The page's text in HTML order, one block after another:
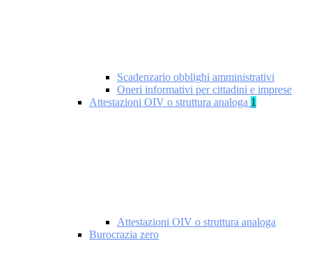
Scadenzario obblighi amministrativi
Oneri informativi per cittadini e imprese
Attestazioni OIV o struttura analoga 1
Attestazioni OIV o struttura analoga
Burocrazia zero